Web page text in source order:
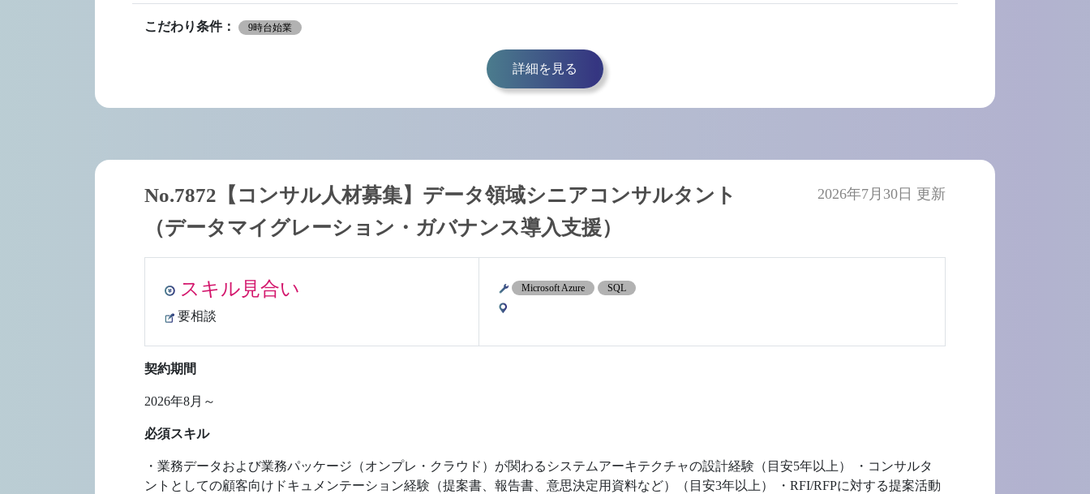
こだわり条件： 9時台始業
詳細を見る
No.7872【コンサル人材募集】データ領域シニアコンサルタント
（データマイグレーション・ガバナンス導入支援）
2026年7月30日 更新
スキル見合い
要相談
Microsoft Azure SQL
契約期間
2026年8月～
必須スキル
・業務データおよび業務パッケージ（オンプレ・クラウド）が関わるシステムアーキテクチャの設計経験（目安5年以上） ・コンサルタ
ントとしての顧客向けドキュメンテーション経験（提案書、報告書、意思決定用資料など）（目安3年以上） ・RFI/RFPに対する提案活動